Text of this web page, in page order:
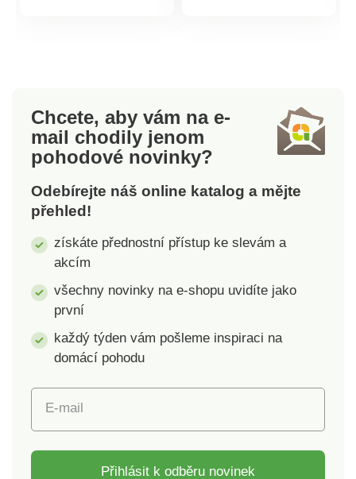
Chcete, aby vám na e-
mail chodily jenom
pohodové novinky?
Odebírejte náš online katalog a mějte
přehled!
získáte přednostní přístup ke slevám a
akcím
všechny novinky na e-shopu uvidíte jako
první
každý týden vám pošleme inspiraci na
domácí pohodu
E-mail
Přihlásit k odběru novinek